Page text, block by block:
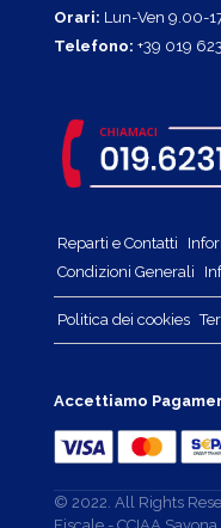
Orari: Lun-Ven 9.00-
Telefono: +39 019
Reparti e Contatti
Condizioni Generali
Politica dei cookies
Accettiamo
© 2022. All Rights